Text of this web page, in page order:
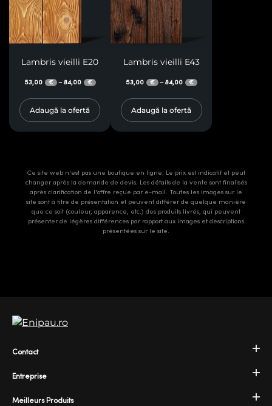
Lambris vieilli E20
53,00 € – 84,00 €
Adaugă la ofertă
Lambris vieilli E43
53,00 € – 84,00 €
Adaugă la ofertă
Ce site web n'est pas une boutique en ligne. Le prix est indicatif et peut
changer après la demande de devis. Les détails de la vente sont finalisés
après clarification de l'offre reçue par e-mail. Toutes les images sur le
site sont à titre de présentation et peuvent différer de quelque manière
que ce soit (couleur, apparence, etc.) des produits livrés, qui peuvent
présenter de légères différences par rapport aux images et descriptions
présentées sur le site.
Entreprise
Meilleurs Produits
Contact